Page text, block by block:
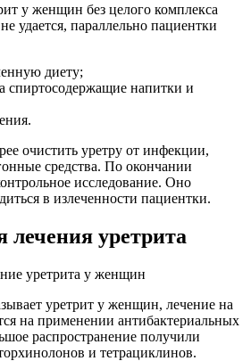
у женщин без целого комплекса
удается, параллельно пациентки
диету;
спиртосодержащие напитки и
очистить уретру от инфекции,
средства. По окончании
исследование. Оно
в излеченности пациентки.
лечения уретрита
уретрит у женщин, лечение на
на применении антибактериальных
распространение получили
и тетрациклинов.